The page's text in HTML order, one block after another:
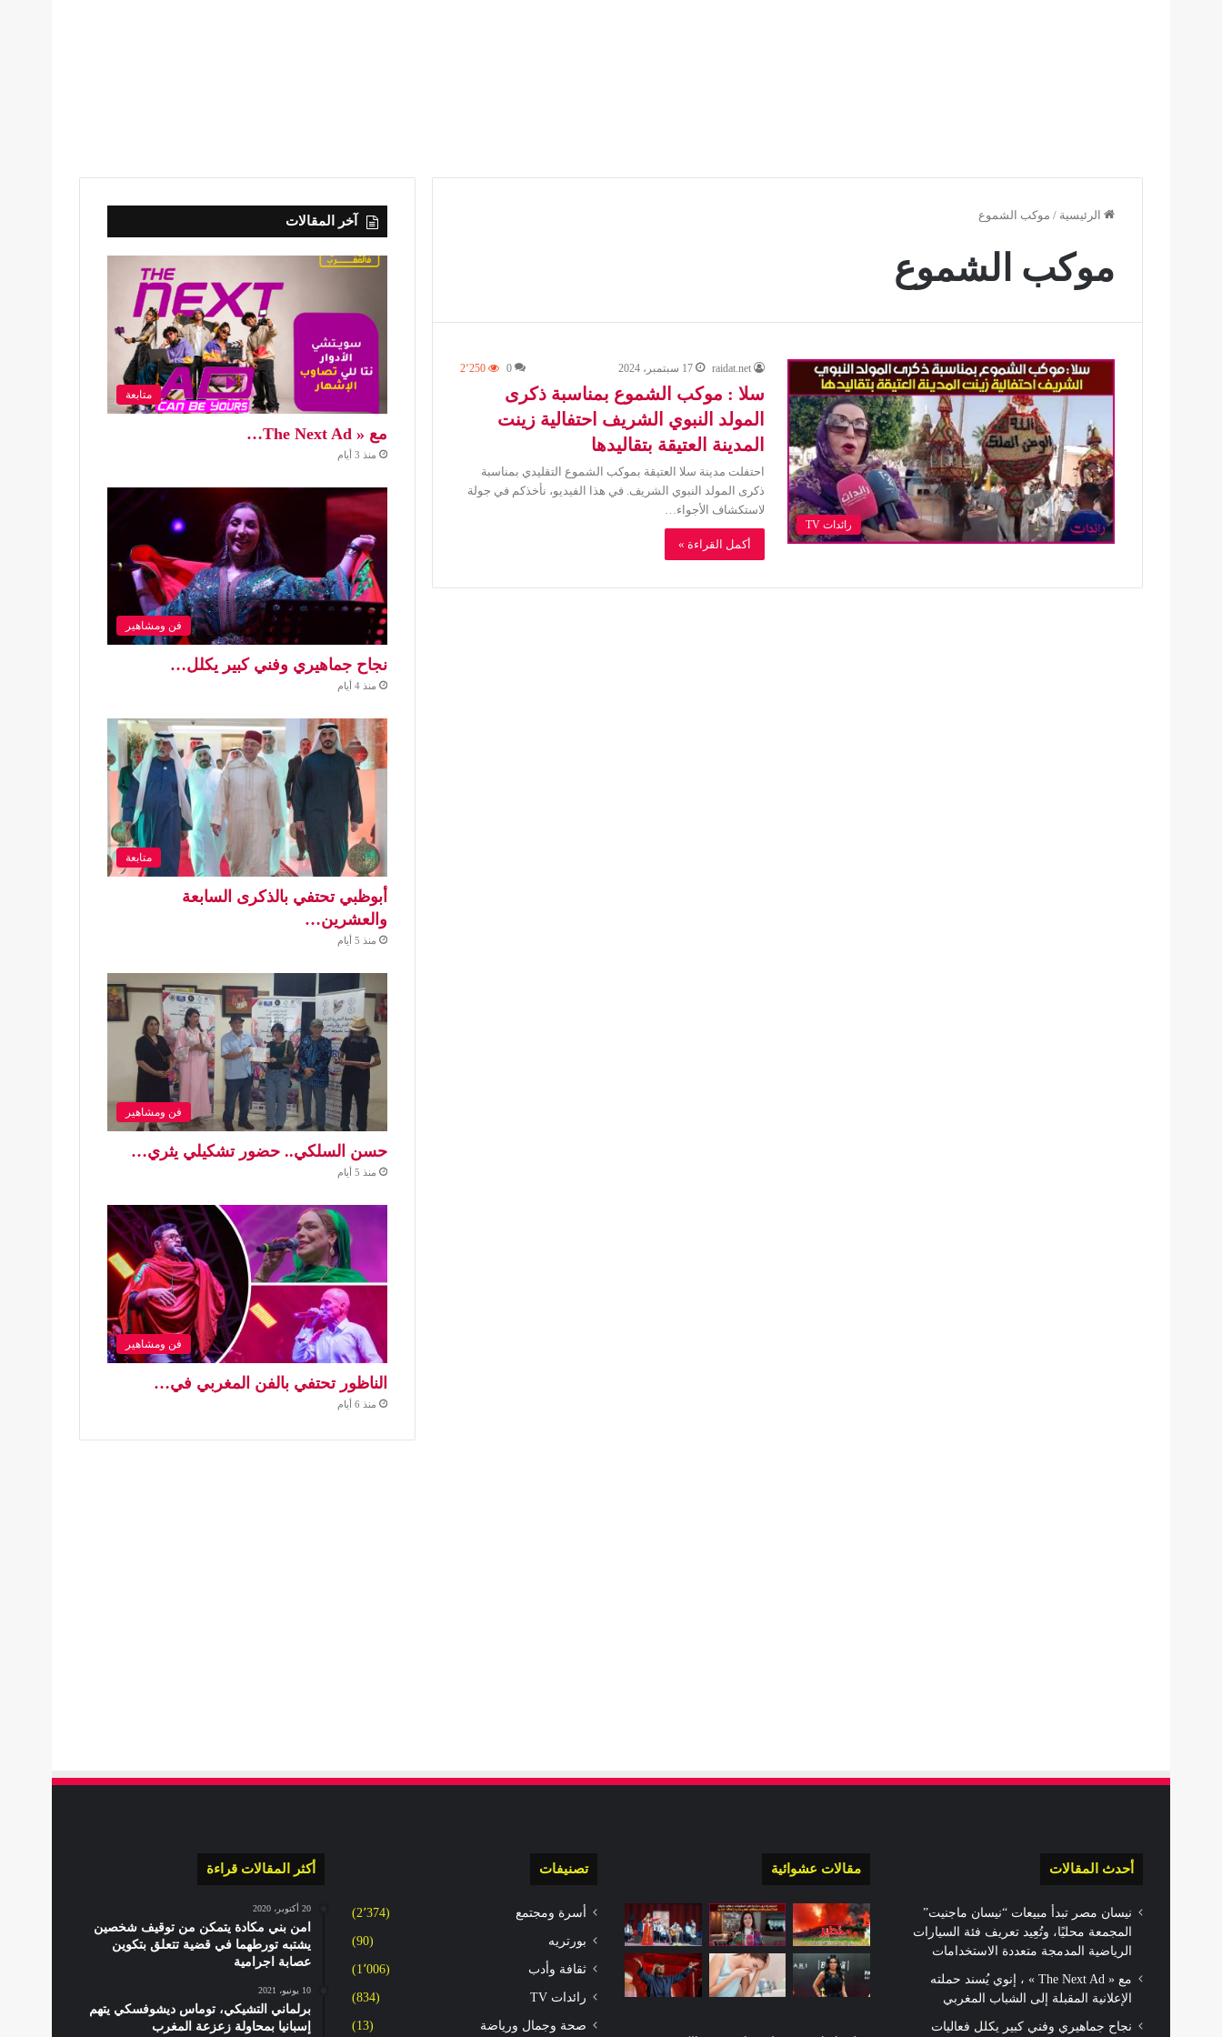
الرئيسية / موكب الشموع
موكب الشموع
رائدات TV
raidat.net 17 سبتمبر، 2024 0 2٬250
سلا : موكب الشموع بمناسبة ذكرى
المولد النبوي الشريف احتفالية زينت
المدينة العتيقة بتقاليدها
احتفلت مدينة سلا العتيقة بموكب الشموع التقليدي بمناسبة
ذكرى المولد النبوي الشريف. في هذا الفيديو، نأخذكم في جولة
لاستكشاف الأجواء…
أكمل القراءة »
آخر المقالات
متابعة
مع « The Next Ad…
منذ 3 أيام
فن ومشاهير
نجاح جماهيري وفني كبير يكلل…
منذ 4 أيام
متابعة
أبوظبي تحتفي بالذكرى السابعة
والعشرين…
منذ 5 أيام
فن ومشاهير
حسن السلكي.. حضور تشكيلي يثري…
منذ 5 أيام
فن ومشاهير
الناظور تحتفي بالفن المغربي في…
منذ 6 أيام
أحدث المقالات
نيسان مصر تبدأ مبيعات “نيسان ماجنيت”
المجمعة محليًا، وتُعِيد تعريف فئة السيارات
الرياضية المدمجة متعددة الاستخدامات
مع « The Next Ad » ، إنوي يُسند حملته
الإعلانية المقبلة إلى الشباب المغربي
نجاح جماهيري وفني كبير يكلل فعاليات
مقالات عشوائية تصنيفات
أسرة ومجتمع (2٬374)
بورتريه (90)
ثقافة وأدب (1٬006)
رائدات TV (834)
صحة وجمال ورياضة (13)
أكثر المقالات قراءة
20 أكتوبر، 2020
امن بني مكادة يتمكن من توقيف شخصين
يشتبه تورطهما في قضية تتعلق بتكوين
عصابة اجرامية
10 يونيو، 2021
برلماني التشيكي، توماس ديشوفسكي يتهم
إسبانيا بمحاولة زعزعة المغرب